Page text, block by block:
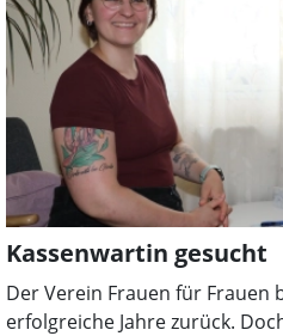
Kassenwartin gesucht
Der Verein Frauen für Frauen
erfolgreiche Jahre zurück.